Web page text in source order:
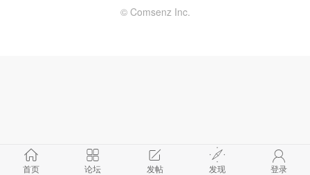
首页 论坛 发帖 发现 登录
© Comsenz Inc.